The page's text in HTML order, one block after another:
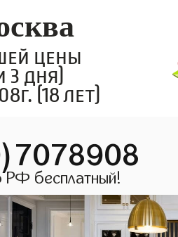
цены
3 дня)
(18 лет)
РФ бесплатный!